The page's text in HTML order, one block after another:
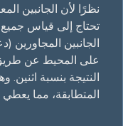
نظرًا لأن الجانبين
تحتاج إلى قياس جميع
الجانبين المجاورين
على المحيط عن
النتيجة بنسبة
المتطابقة، مما